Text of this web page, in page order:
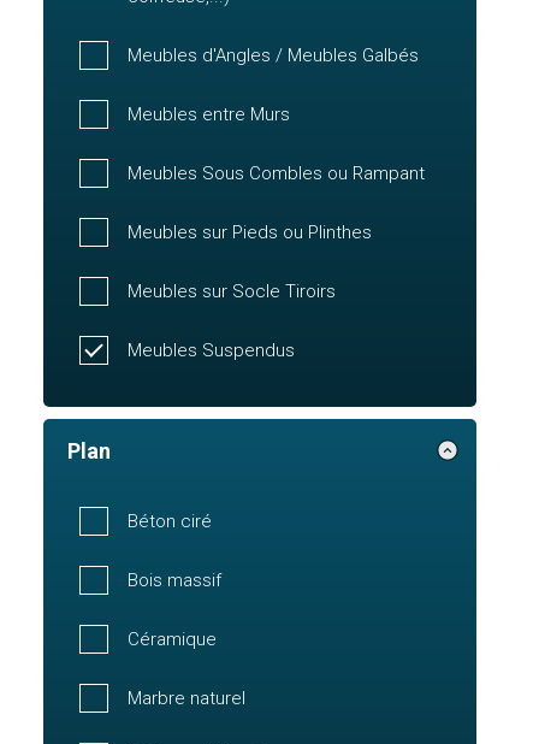
Meubles d'Angles / Meubles Galbés
Meubles entre Murs
Meubles Sous Combles ou Rampant
Meubles sur Pieds ou Plinthes
Meubles sur Socle Tiroirs
Meubles Suspendus
Plan
Béton ciré
Bois massif
Céramique
Marbre naturel